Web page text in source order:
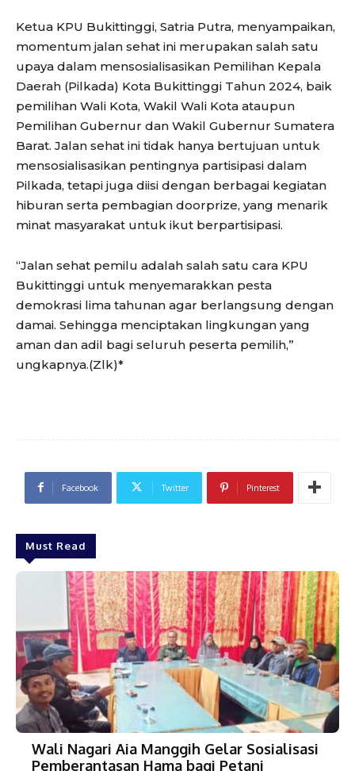
Ketua KPU Bukittinggi, Satria Putra, menyampaikan,
momentum jalan sehat ini merupakan salah satu
upaya dalam mensosialisasikan Pemilihan Kepala
Daerah (Pilkada) Kota Bukittinggi Tahun 2024, baik
pemilihan Wali Kota, Wakil Wali Kota ataupun
Pemilihan Gubernur dan Wakil Gubernur Sumatera
Barat. Jalan sehat ini tidak hanya bertujuan untuk
mensosialisasikan pentingnya partisipasi dalam
Pilkada, tetapi juga diisi dengan berbagai kegiatan
hiburan serta pembagian doorprize, yang menarik
minat masyarakat untuk ikut berpartisipasi.
“Jalan sehat pemilu adalah salah satu cara KPU
Bukittinggi untuk menyemarakkan pesta
demokrasi lima tahunan agar berlangsung dengan
damai. Sehingga menciptakan lingkungan yang
aman dan adil bagi seluruh peserta pemilih,”
ungkapnya.(Zlk)*
Facebook Twitter Pinterest
Must Read
Wali Nagari Aia Manggih Gelar Sosialisasi
Pemberantasan Hama bagi Petani